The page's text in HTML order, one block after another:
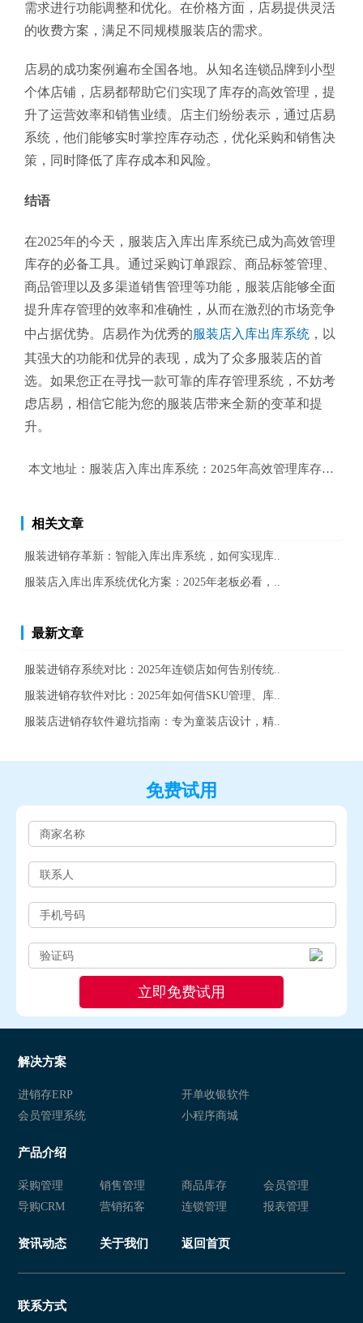
需求进行功能调整和优化。在价格方面，店易提供灵活
的收费方案，满足不同规模服装店的需求。
店易的成功案例遍布全国各地。从知名连锁品牌到小型
个体店铺，店易都帮助它们实现了库存的高效管理，提
升了运营效率和销售业绩。店主们纷纷表示，通过店易
系统，他们能够实时掌控库存动态，优化采购和销售决
策，同时降低了库存成本和风险。
结语
在2025年的今天，服装店入库出库系统已成为高效管理
库存的必备工具。通过采购订单跟踪、商品标签管理、
商品管理以及多渠道销售管理等功能，服装店能够全面
提升库存管理的效率和准确性，从而在激烈的市场竞争
中占据优势。店易作为优秀的服装店入库出库系统 ，以
其强大的功能和优异的表现，成为了众多服装店的首
选。如果您正在寻找一款可靠的库存管理系统，不妨考
虑店易，相信它能为您的服装店带来全新的变革和提
升。
本文地址： 服装店入库出库系统：2025年高效管理库存的终极
相关文章
服装进销存革新：智能入库出库系统，如何实现库..
服装店入库出库系统优化方案：2025年老板必看，..
最新文章
服装进销存系统对比：2025年连锁店如何告别传统..
服装进销存软件对比：2025年如何借SKU管理、库..
服装店进销存软件避坑指南：专为童装店设计，精..
免费试用
解决方案
进销存ERP
开单收银软件
会员管理系统
小程序商城
产品介绍
采购管理 销售管理 商品库存
会员管理
导购CRM
营销拓客 连锁管理 报表管理
资讯动态 关于我们 返回首页
联系方式